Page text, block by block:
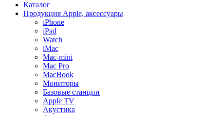
Каталог
Продукция Apple, аксессуары
iPhone
iPad
Watch
iMac
Mac-mini
Mac Pro
MacBook
Мониторы
Базовые станции
Apple TV
Акустика